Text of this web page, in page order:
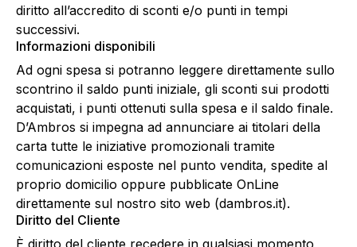
diritto all’accredito di sconti e/o punti in tempi
successivi.
Informazioni disponibili
Ad ogni spesa si potranno leggere direttamente sullo
scontrino il saldo punti iniziale, gli sconti sui prodotti
acquistati, i punti ottenuti sulla spesa e il saldo finale.
D’Ambros si impegna ad annunciare ai titolari della
carta tutte le iniziative promozionali tramite
comunicazioni esposte nel punto vendita, spedite al
proprio domicilio oppure pubblicate OnLine
direttamente sul nostro sito web (dambros.it).
Diritto del Cliente
È diritto del cliente recedere in qualsiasi momento